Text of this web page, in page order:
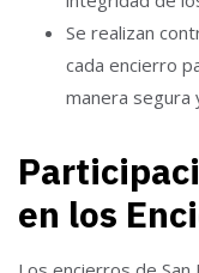
Se realizan
cada encierro
manera segura
en los